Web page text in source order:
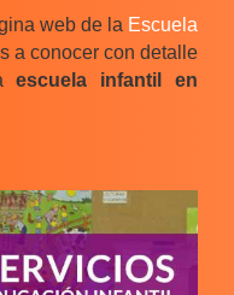
web de la Escuela
a conocer con detalle
escuela infantil en